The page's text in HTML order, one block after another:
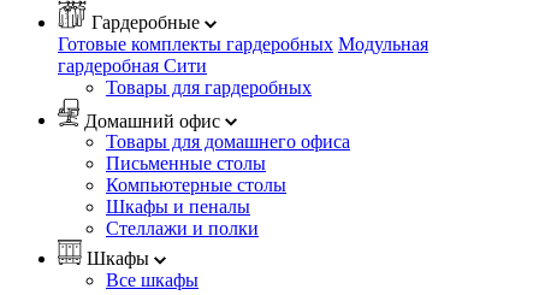
Гардеробные
Готовые комплекты гардеробных Модульная
гардеробная Сити
Товары для гардеробных
Домашний офис
Товары для домашнего офиса
Письменные столы
Компьютерные столы
Шкафы и пеналы
Стеллажи и полки
Шкафы
Все шкафы